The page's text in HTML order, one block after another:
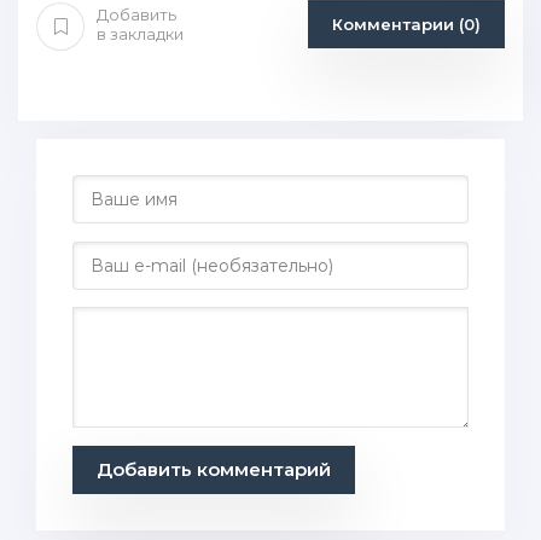
Добавить
в закладки
Комментарии (0)
Добавить комментарий